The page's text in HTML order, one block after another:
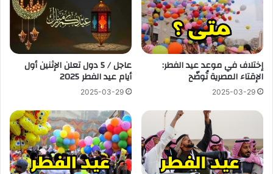
إختلاف في موعد عيد الفطر:
الإقتاء المصرية تُوضّح
2025-03-29
عاجل / 5 دول تعلن الإثنين أول
أيام عيد الفطر 2025
2025-03-29